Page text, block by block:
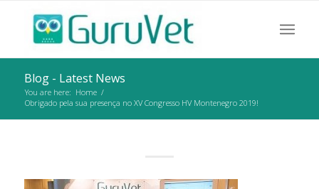
Blog - Latest News
You are here: Home /
Obrigado pela sua presença no XV Congresso HV Montenegro 2019!